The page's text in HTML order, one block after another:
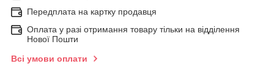
Передплата на картку продавця
Оплата у разі отримання товару тільки на відділення
Нової Пошти
Всі умови оплати